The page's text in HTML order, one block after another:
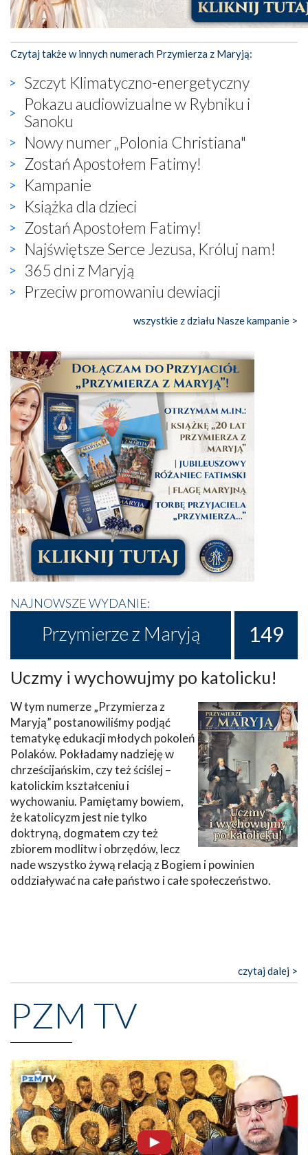
Czytaj także w innych numerach Przymierza z Maryją:
Szczyt Klimatyczno-energetyczny
Pokazu audiowizualne w Rybniku i
Sanoku
Nowy numer „Polonia Christiana"
Zostań Apostołem Fatimy!
Kampanie
Książka dla dzieci
Zostań Apostołem Fatimy!
Najświętsze Serce Jezusa, Króluj nam!
365 dni z Maryją
Przeciw promowaniu dewiacji
wszystkie z działu Nasze kampanie >
NAJNOWSZE WYDANIE:
Przymierze z Maryją 149
Uczmy i wychowujmy po katolicku!
W tym numerze „Przymierza z
Maryją” postanowiliśmy podjąć
tematykę edukacji młodych pokoleń
Polaków. Pokładamy nadzieję w
chrześcijańskim, czy też ściślej –
katolickim kształceniu i
wychowaniu. Pamiętamy bowiem,
że katolicyzm jest nie tylko
doktryną, dogmatem czy też
zbiorem modlitw i obrzędów, lecz
nade wszystko żywą relacją z Bogiem i powinien
oddziaływać na całe państwo i całe społeczeństwo.
czytaj dalej >
PZM TV